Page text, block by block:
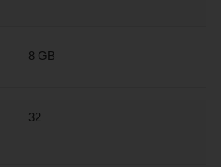
8 GB
32